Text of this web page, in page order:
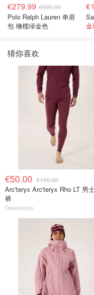
€279.99 €595.00
Polo Ralph Lauren 单肩
包 橄榄绿金色
猜你喜欢
€50.00 €100.00
Arc'teryx Arc'teryx Rho LT 男
裤
Dealmoon